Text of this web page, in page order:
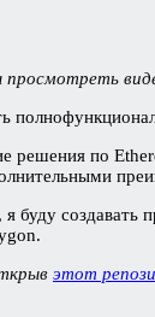
решения по
буду
этот